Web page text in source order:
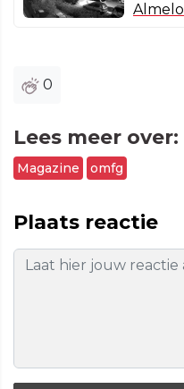
Almelo
0
Lees meer over:
Magazine omfg
Plaats reactie